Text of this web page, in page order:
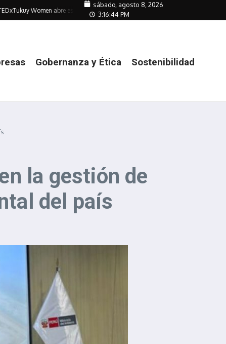
Women abre espacio de debate sobre equidad e inclusión
sábado, agosto 8, 2026
3:16:46 PM
Gobernanza y Ética Sostenibilidad
la gestión de
del país